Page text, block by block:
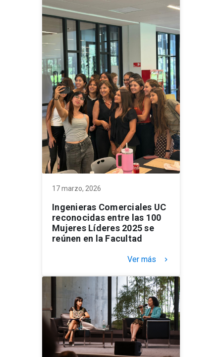
17 marzo, 2026
Ingenieras Comerciales UC
reconocidas entre las 100
Mujeres Líderes 2025 se
reúnen en la Facultad
Ver más keyboard_arrow_right